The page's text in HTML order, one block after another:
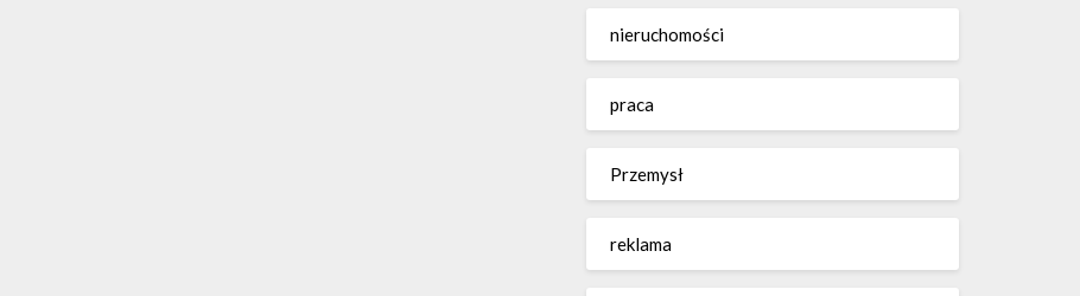
nieruchomości
praca
Przemysł
reklama